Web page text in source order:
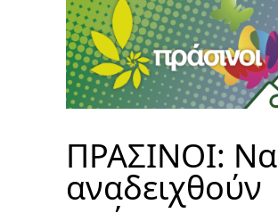
ΠΡΑΣΙΝΟΙ: Να
αναδειχθούν